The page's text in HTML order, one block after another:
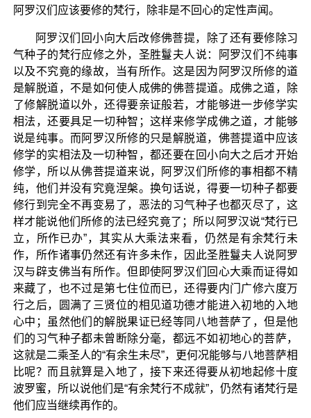
阿罗汉们应该要修的梵行，除非是不回心的定性声闻。
阿罗汉们回小向大后改修佛菩提，除了还有要修除习
气种子的梵行应修之外，圣胜鬘夫人说：阿罗汉们不纯事
以及不究竟的缘故，当有所作。这是因为阿罗汉所修的道
是解脱道，不是如何使人成佛的佛菩提道。成佛之道，除
了修解脱道以外，还得要亲证般若，才能够进一步修学实
相法，还要具足一切种智；这样来修学成佛之道，才能够
说是纯事。而阿罗汉所修的只是解脱道，佛菩提道中应该
修学的实相法及一切种智，都还要在回小向大之后才开始
修学，所以从佛菩提道来说，阿罗汉们所修的事相都不精
纯，他们并没有究竟涅槃。换句话说，得要一切种子都要
修行到完全不再变易了，恶法的习气种子也都灭尽了，这
样才能说他们所修的法已经究竟了；所以阿罗汉说“梵行已
立，所作已办”，其实从大乘法来看，仍然是有余梵行未
作，所作诸事仍然还有许多未作，因此圣胜鬘夫人说阿罗
汉与辟支佛当有所作。但即使阿罗汉们回心大乘而证得如
来藏了，也不过是第七住位而已，还得要内门广修六度万
行之后，圆满了三贤位的相见道功德才能进入初地的入地
心中；虽然他们的解脱果证已经等同八地菩萨了，但是他
们的习气种子都未曾断除分毫，都远不如初地心的菩萨，
这就是二乘圣人的“有余生未尽”，更何况能够与八地菩萨相
比呢？而且就算是入地了，接下来还得要从初地起修十度
波罗蜜，所以说他们是“有余梵行不成就”，仍然有诸梵行是
他们应当继续再作的。